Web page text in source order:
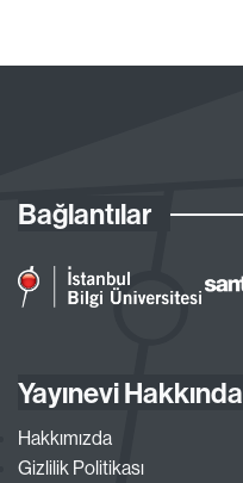
Bağlantılar
Yayınevi Hakkında
Hakkımızda
Gizlilik Politikası